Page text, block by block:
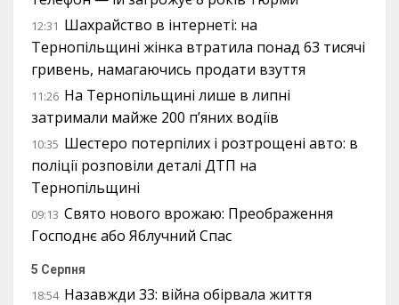
12:31 Шахрайство в інтернеті: на
Тернопільщині жінка втратила понад 63 тисячі
гривень, намагаючись продати взуття
11:26 На Тернопільщині лише в липні
затримали майже 200 п’яних водіїв
10:35 Шестеро потерпілих і розтрощені авто: в
поліції розповіли деталі ДТП на
Тернопільщині
09:13 Свято нового врожаю: Преображення
Господнє або Яблучний Спас
5 Серпня
18:54 Назавжди 33: війна обірвала життя